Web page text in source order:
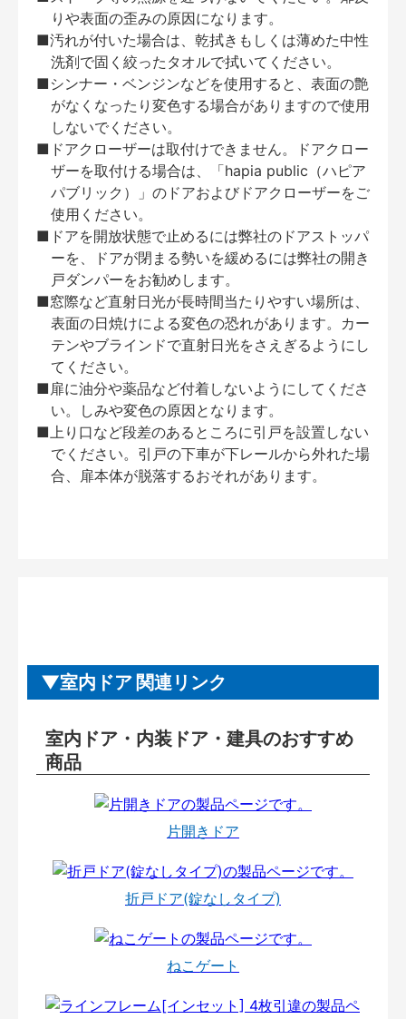
りや表面の歪みの原因になります。
■汚れが付いた場合は、乾拭きもしくは薄めた中性
洗剤で固く絞ったタオルで拭いてください。
■シンナー・ベンジンなどを使用すると、表面の艶
がなくなったり変色する場合がありますので使用
しないでください。
■ドアクローザーは取付けできません。ドアクロー
ザーを取付ける場合は、「hapia public（ハピア
パブリック）」のドアおよびドアクローザーをご
使用ください。
■ドアを開放状態で止めるには弊社のドアストッパ
ーを、ドアが閉まる勢いを緩めるには弊社の開き
戸ダンパーをお勧めします。
■窓際など直射日光が長時間当たりやすい場所は、
表面の日焼けによる変色の恐れがあります。カー
テンやブラインドで直射日光をさえぎるようにし
てください。
■扉に油分や薬品など付着しないようにしてくださ
い。しみや変色の原因となります。
■上り口など段差のあるところに引戸を設置しない
でください。引戸の下車が下レールから外れた場
合、扉本体が脱落するおそれがあります。
室内ドア 関連リンク
室内ドア・内装ドア・建具のおすすめ
商品
片開きドア
折戸ドア(錠なしタイプ)
ねこゲート